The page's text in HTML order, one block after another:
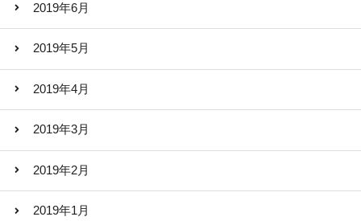
2019年6月
2019年5月
2019年4月
2019年3月
2019年2月
2019年1月